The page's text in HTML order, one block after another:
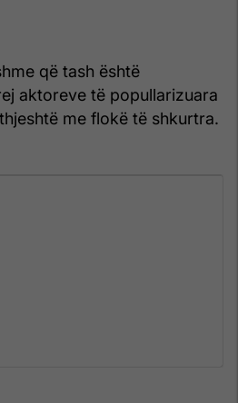
që tash është
aktoreve të popullarizuara
me flokë të shkurtra.